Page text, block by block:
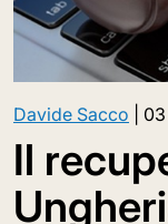
Davide Sacco
Il